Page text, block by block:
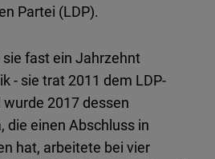
Partei (LDP).
fast ein Jahrzehnt
- sie trat 2011 dem LDP-
2017 dessen
die einen Abschluss in
hat, arbeitete bei vier